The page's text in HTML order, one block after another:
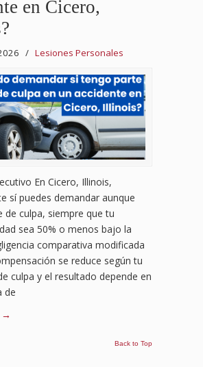
en Cicero,
/ Lesiones Personales
En Cicero, Illinois,
sí puedes demandar aunque
de culpa, siempre que tu
sea 50% o menos bajo la
comparativa modificada
se reduce según tu
culpa y el resultado depende en
de
→
Back to Top